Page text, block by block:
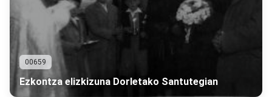
00659
Ezkontza elizkizuna Dorletako Santutegian